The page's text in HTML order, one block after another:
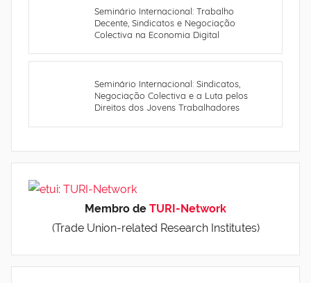
Seminário Internacional: Trabalho
Decente, Sindicatos e Negociação
Colectiva na Economia Digital
Seminário Internacional: Sindicatos,
Negociação Colectiva e a Luta pelos
Direitos dos Jovens Trabalhadores
Membro de TURI-Network
(Trade Union-related Research Institutes)